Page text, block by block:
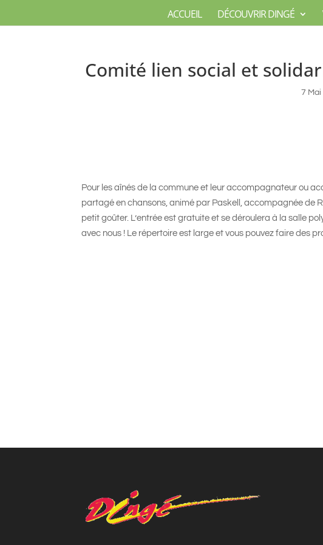
ACCUEIL DÉCOUVRIR DINGÉ
Comité lien social et
7 Mai
Pour les aînés de la commune et leur accompagnateur ou
partagé en chansons, animé par Paskell, accompagnée de
petit goûter. L’entrée est gratuite et se déroulera à la salle
avec nous ! Le répertoire est large et vous pouvez faire des